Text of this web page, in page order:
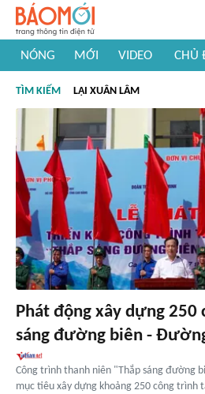
NÓNG MỚI VIDEO CHỦ
#Khám phá thế giới
TÌM KIẾM LẠI XUÂN LÂM
Phát động xây dựng 250
sáng đường biên -
Công trình thanh niên "Thắp sáng đường
mục tiêu xây dựng khoảng 250 công trình